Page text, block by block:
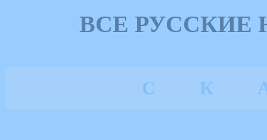
ВСЕ РУССКИЕ
С К